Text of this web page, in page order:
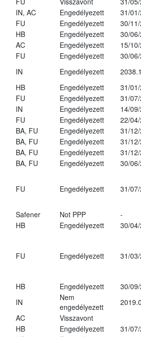
IN, AC Engedélyezett
31/
FU Engedélyezett
30/
HB Engedélyezett
30/
AC Engedélyezett
15/
FU Engedélyezett
30/
IN Engedélyezett
HB Engedélyezett
31/
FU Engedélyezett
31/
IN Engedélyezett
14/
FU Engedélyezett
22/
BA, FU Engedélyezett
31/
BA, FU Engedélyezett
31/
BA, FU Engedélyezett
31/
BA, FU Engedélyezett
30/
FU Engedélyezett 31/
Safener Not PPP
-
HB Engedélyezett
30/
FU Engedélyezett 31/
HB Engedélyezett
30/
IN
Nem
engedélyezett
AC
Visszavont
HB Engedélyezett
31/